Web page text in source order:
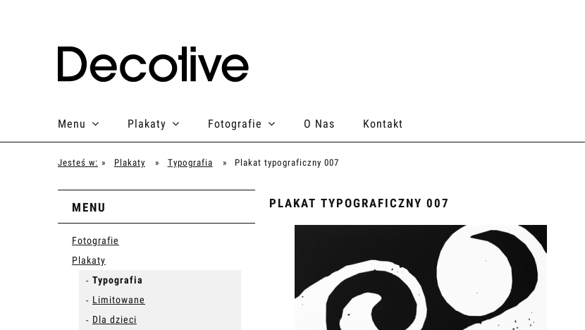
Menu Plakaty Fotografie O Nas Kontakt
Jesteś w: » Plakaty » Typografia » Plakat typograficzny 007
MENU
Fotografie
Plakaty
Typografia
Limitowane
Dla dzieci
PLAKAT TYPOGRAFICZNY 007